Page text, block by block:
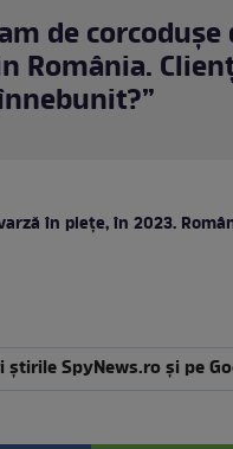
de corcodușe
România.
în piețe, în 2023.
SpyNews.ro și pe